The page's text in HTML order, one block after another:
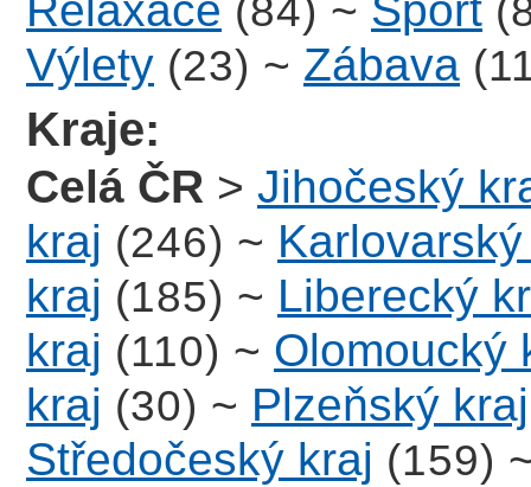
(84)
Výlety (23) ~ Zábava
Kraje:
Celá ČR > Jihočeský
kraj (246) ~
kraj (185) ~ Liberecký
kraj (110) ~ Olomoucký
kraj (30) ~ Plzeňský kraj
Středočeský kraj (159)